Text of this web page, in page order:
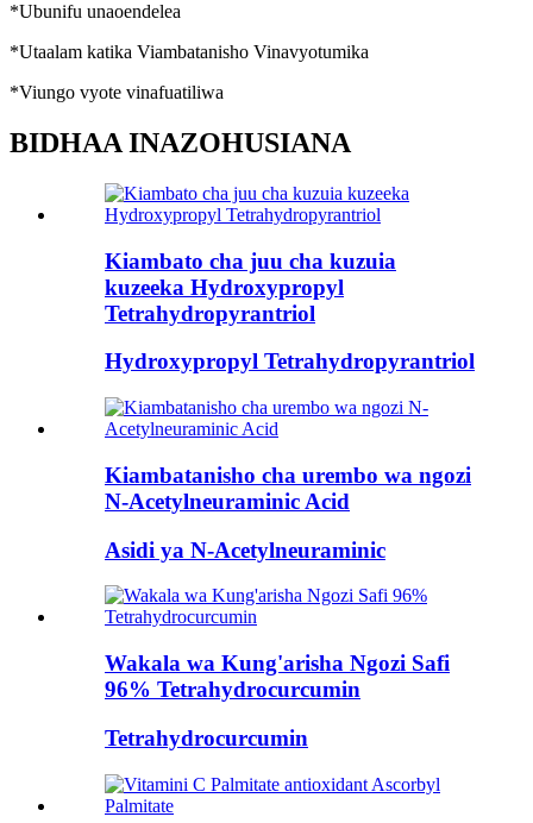
*Ubunifu unaoendelea
*Utaalam katika Viambatanisho Vinavyotumika
*Viungo vyote vinafuatiliwa
BIDHAA INAZOHUSIANA
Kiambato cha juu cha kuzuia
kuzeeka Hydroxypropyl
Tetrahydropyrantriol
Hydroxypropyl Tetrahydropyrantriol
Kiambatanisho cha urembo wa ngozi
N-Acetylneuraminic Acid
Asidi ya N-Acetylneuraminic
Wakala wa Kung'arisha Ngozi Safi
96% Tetrahydrocurcumin
Tetrahydrocurcumin